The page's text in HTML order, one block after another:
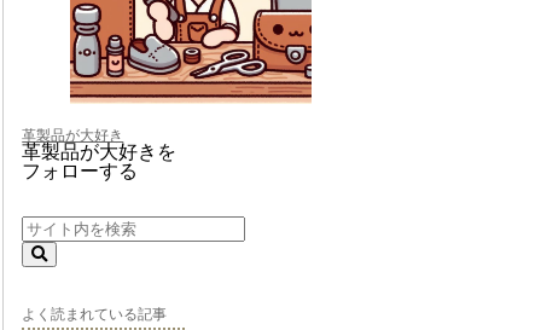
革製品が大好き
革製品が大好きを
フォローする
よく読まれている記事